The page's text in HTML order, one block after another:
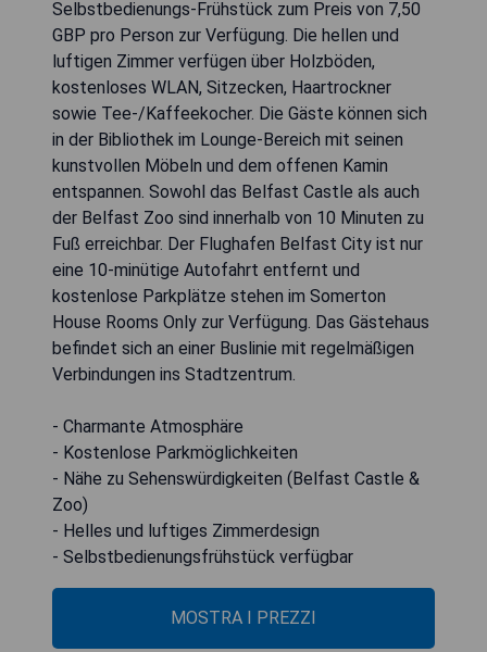
Selbstbedienungs-Frühstück zum Preis von 7,50
GBP pro Person zur Verfügung. Die hellen und
luftigen Zimmer verfügen über Holzböden,
kostenloses WLAN, Sitzecken, Haartrockner
sowie Tee-/Kaffeekocher. Die Gäste können sich
in der Bibliothek im Lounge-Bereich mit seinen
kunstvollen Möbeln und dem offenen Kamin
entspannen. Sowohl das Belfast Castle als auch
der Belfast Zoo sind innerhalb von 10 Minuten zu
Fuß erreichbar. Der Flughafen Belfast City ist nur
eine 10-minütige Autofahrt entfernt und
kostenlose Parkplätze stehen im Somerton
House Rooms Only zur Verfügung. Das Gästehaus
befindet sich an einer Buslinie mit regelmäßigen
Verbindungen ins Stadtzentrum.
- Charmante Atmosphäre
- Kostenlose Parkmöglichkeiten
- Nähe zu Sehenswürdigkeiten (Belfast Castle &
Zoo)
- Helles und luftiges Zimmerdesign
- Selbstbedienungsfrühstück verfügbar
MOSTRA I PREZZI